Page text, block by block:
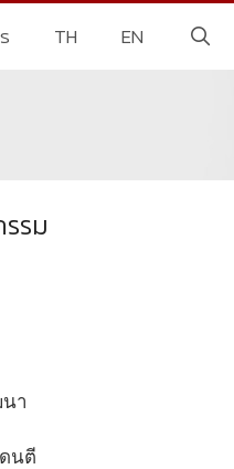
TH EN
รม
า
นตี